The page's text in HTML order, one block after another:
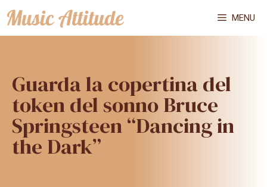
Vai
al
MENU
Guarda la copertina del
token del sonno Bruce
Springsteen “Dancing in
the Dark”